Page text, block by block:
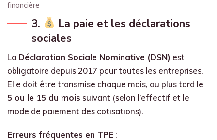
financière
3.
La paie et les déclarations
sociales
La Déclaration Sociale Nominative (DSN) est
obligatoire depuis 2017 pour toutes les entreprises.
Elle doit être transmise chaque mois, au plus tard le
5 ou le 15 du mois suivant (selon l’effectif et le
mode de paiement des cotisations).
Erreurs fréquentes en TPE :